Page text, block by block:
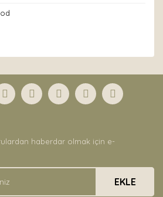
Yorum Yaz
iletebilirsiniz.
için teşekkür ederiz.
eksik bilgiler bulunuyor.
bulunuyor.
daha pahalı.
alternatifler olmalı.
haberdar olmak için e-
EKLE